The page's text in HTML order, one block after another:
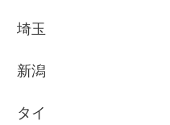
埼玉
新潟
タイ